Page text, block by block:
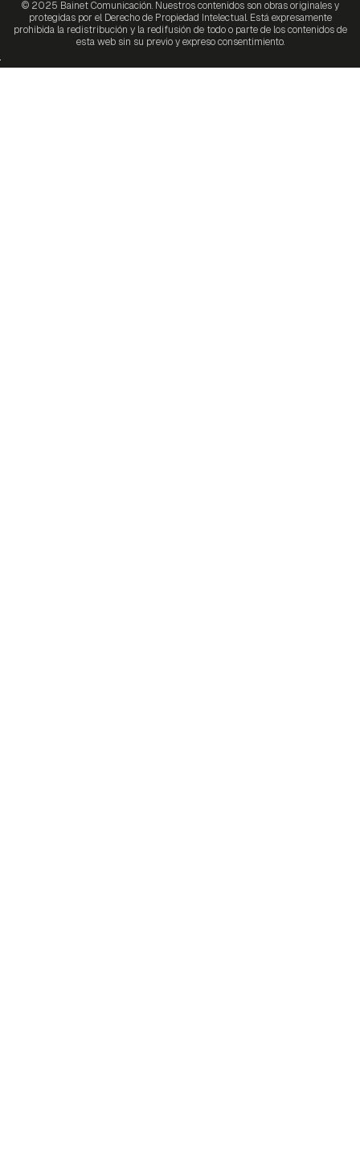
© 2025 Bainet Comunicación. Nuestros contenidos son obras originales y
protegidas por el Derecho de Propiedad Intelectual. Está expresamente
prohibida la redistribución y la redifusión de todo o parte de los contenidos de
esta web sin su previo y expreso consentimiento.